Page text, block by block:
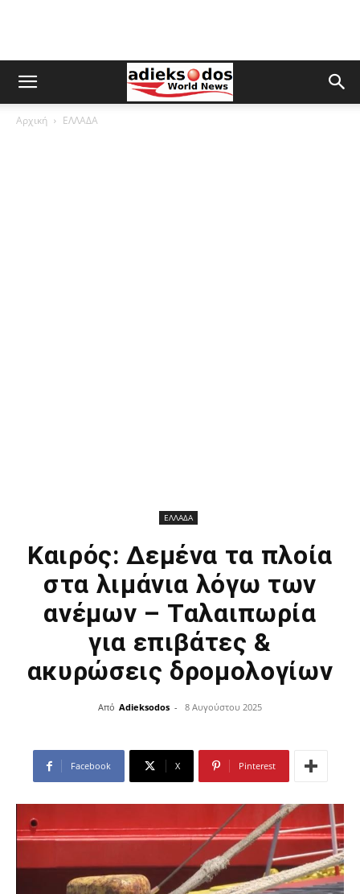
Αρχική ΕΛΛΑΔΑ
ΕΛΛΑΔΑ
Καιρός: Δεμένα τα πλοία
στα λιμάνια λόγω των
ανέμων – Ταλαιπωρία
για επιβάτες &
ακυρώσεις δρομολογίων
Από Adieksodos - 8 Αυγούστου 2025
Facebook X Pinterest